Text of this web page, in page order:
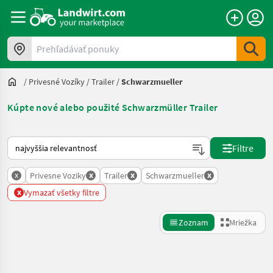
Prehľadávať ponuky
/ Privesné Vozíky /Trailer /Schwarzmueller
Kúpte nové alebo použité Schwarzmüller Trailer
Takto sa vykonáva triedenie na Landwirt.com
Filtre
x Privesne Voziky x Trailer x Schwarzmueller x
x Vymazať všetky filtre
Zoznam Mriežka